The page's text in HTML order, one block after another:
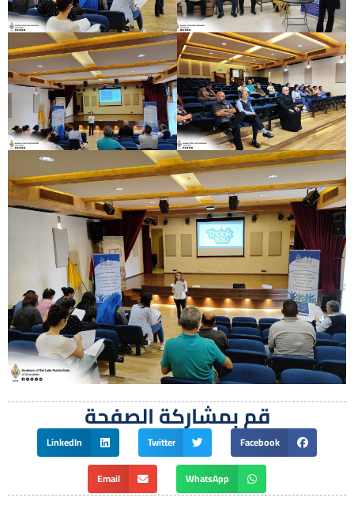
قم بمشاركة الصفحة
Facebook
Twitter
LinkedIn
WhatsApp
Email